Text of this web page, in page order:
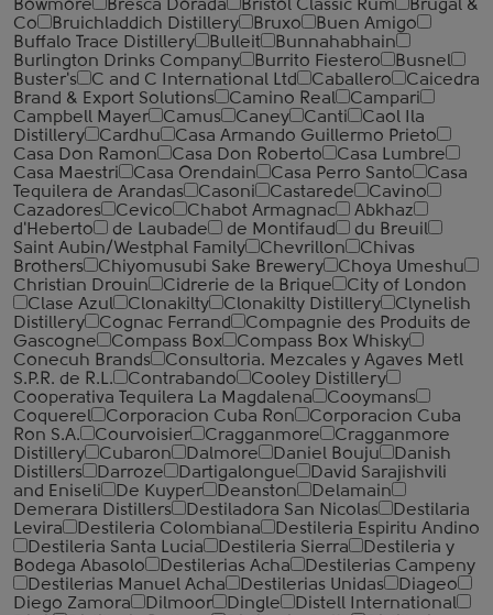
Bowmore Bresca Dorada Bristol Classic Rum
Brugal &
Co
Bruichladdich Distillery Bruxo
Buen Amigo
Buffalo Trace Distillery
Bulleit
Bunnahabhain
Burlington Drinks Company
Burrito Fiestero
Busnel
Buster's
C and C International Ltd Caballero
Caicedra
Brand & Export Solutions
Camino Real
Campari
Campbell Mayer
Camus Caney Canti
Caol Ila
Distillery
Cardhu
Casa Armando Guillermo Prieto
Casa Don Ramon
Casa Don Roberto
Casa Lumbre
Casa Maestri
Casa Orendain Casa Perro Santo
Casa
Tequilera de Arandas
Casoni Castarede
Cavino
Cazadores
Cevico Chabot Armagnac
Abkhaz
d'Heberto
de Laubade de Montifaud
du Breuil
Saint Aubin/Westphal Family
Chevrillon
Chivas
Brothers
Chiyomusubi Sake Brewery
Choya Umeshu
Christian Drouin
Cidrerie de la Brique
City of London
Clase Azul
Clonakilty Clonakilty Distillery
Clynelish
Distillery
Cognac Ferrand
Compagnie des Produits de
Gascogne
Compass Box
Compass Box Whisky
Conecuh Brands
Consultoria. Mezcales y Agaves Metl
S.P.R. de R.L.
Contrabando
Cooley Distillery
Cooperativa Tequilera La Magdalena
Cooymans
Coquerel
Corporacion Cuba Ron
Corporacion Cuba
Ron S.A.
Courvoisier Cragganmore
Cragganmore
Distillery
Cubaron Dalmore Daniel Bouju
Danish
Distillers
Darroze Dartigalongue
David Sarajishvili
and Eniseli
De Kuyper Deanston
Delamain
Demerara Distillers
Destiladora San Nicolas
Destilaria
Levira
Destileria Colombiana
Destileria Espiritu Andino
Destileria Santa Lucia
Destileria Sierra
Destileria y
Bodega Abasolo
Destilerias Acha
Destilerias Campeny
Destilerias Manuel Acha
Destilerias Unidas
Diageo
Diego Zamora
Dilmoor Dingle
Distell International